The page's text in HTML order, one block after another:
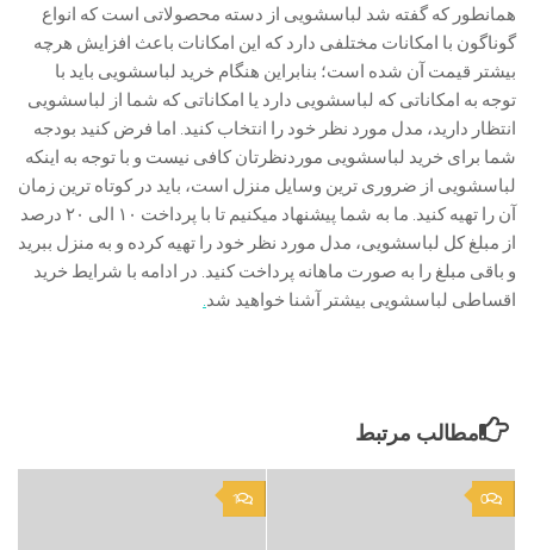
همانطور که گفته شد لباسشویی از دسته محصولاتی است که انواع
گوناگون با امکانات مختلفی دارد که این امکانات باعث افزایش هرچه
بیشتر قیمت آن شده است؛ بنابراین هنگام خرید لباسشویی باید با
توجه به امکاناتی که لباسشویی دارد یا امکاناتی که شما از لباسشویی
انتظار دارید، مدل مورد نظر خود را انتخاب کنید. اما فرض کنید بودجه
شما برای خرید لباسشویی موردنظرتان کافی نیست و با توجه به اینکه
لباسشویی از ضروری ترین وسایل منزل است، باید در کوتاه ترین زمان
آن را تهیه کنید. ما به شما پیشنهاد میکنیم تا با پرداخت ۱۰ الی ۲۰ درصد
از مبلغ کل لباسشویی، مدل مورد نظر خود را تهیه کرده و به منزل ببرید
و باقی مبلغ را به صورت ماهانه پرداخت کنید. در ادامه با شرایط خرید
اقساطی لباسشویی بیشتر آشنا خواهید شد.
مطالب مرتبط
1 0